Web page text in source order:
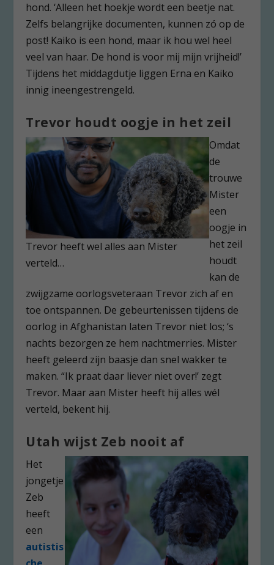
hond. ‘Alleen het hoekje wordt een beetje nat.
Zelfs belangrijke documenten, kunnen zó op de
post! Kaiko is een hond, maar ik hou wel heel
veel van haar. De hond is voor mij mijn vrijheid!’
Tijdens het middagdutje liggen Erna en Kaiko
innig ineengestrengeld.
Trevor houdt oogje in het zeil
Trevor heeft wel alles aan Mister
verteld…
Omdat
de
trouwe
Mister
een
oogje in
het zeil
houdt
kan de
zwijgzame oorlogsveteraan Trevor zich af en
toe ontspannen. De gebeurtenissen tijdens de
oorlog in Afghanistan laten Trevor niet los; ‘s
nachts bezorgen ze hem nachtmerries. Mister
heeft geleerd zijn baasje dan snel wakker te
maken. “Ik praat daar liever niet over!’ zegt
Trevor. Maar aan Mister heeft hij alles wél
verteld, bekent hij.
Utah wijst Zeb nooit af
Het
jongetje
Zeb
heeft
een
autistis